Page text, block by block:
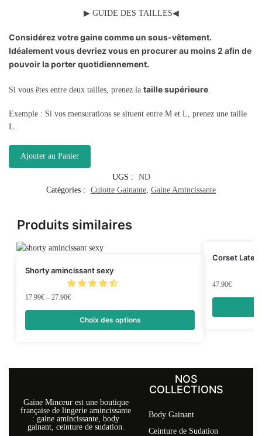
▶ GUIDE DES TAILLES◀
Considérez votre gaine comme un sous-vêtement.
Idéalement vous devriez vous en procurer au moins 2 afin de
pouvoir la porter quotidiennement.
Si vous êtes entre deux tailles, prenez la taille supérieure
Exemple : Si vos mensurations se situent entre M et L, prenez une taille
L.
Ajouter au Panier
UGS :
ND
Catégories :
Culotte Gainante Gaine Amincissante
Produits similaires
Shorty amincissant sexy
17.99€ – 27.90€
Choix des options
Corset Latex
47.90€
Gaine Minceur est une boutique
française de lingerie amincissante
: gaine amincissante, body
gainant, ceinture de sudation.
NOS
COLLECTIONS
Body Gainant
Ceinture de Sudation